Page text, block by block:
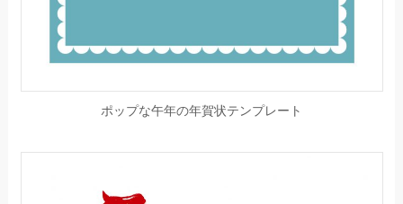
ポップな午年の年賀状テンプレート